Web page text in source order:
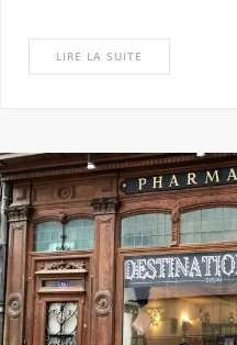
LIRE LA SUITE